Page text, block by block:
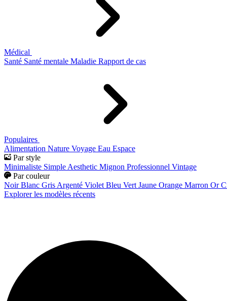
Médical
Santé Santé mentale Maladie Rapport de cas
Populaires
Alimentation Nature Voyage Eau Espace
Par style
Minimaliste Simple Aesthetic Mignon Professionnel Vintage
Par couleur
Noir Blanc Gris Argenté Violet Bleu Vert Jaune Orange Marron Or
Explorer les modèles récents